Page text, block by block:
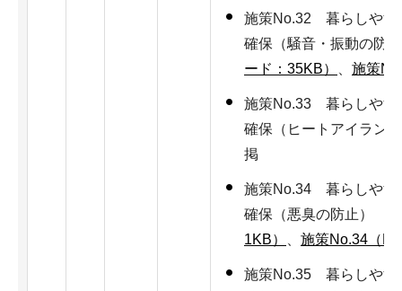
施策No.32 暮らしやす
確保（騒音・振動の
ード：35KB）
施策
施策No.33 暮らしやす
確保（ヒートアイラン
掲
施策No.34 暮らしやす
確保（悪臭の防止）
1KB）
施策No.34（
施策No.35 暮らしやす